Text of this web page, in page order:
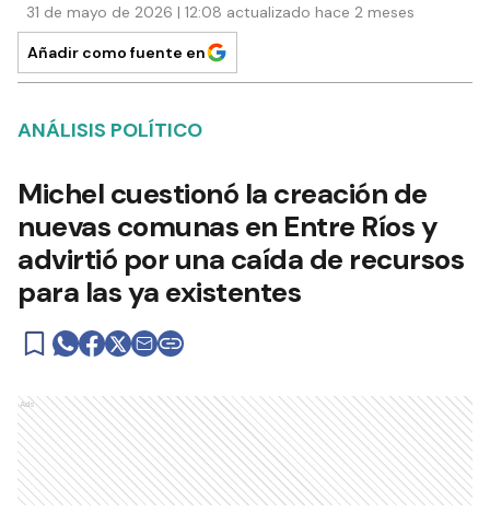
31 de mayo de 2026 | 12:08 actualizado hace 2 meses
Añadir como fuente en
ANÁLISIS POLÍTICO
Michel cuestionó la creación de
nuevas comunas en Entre Ríos y
advirtió por una caída de recursos
para las ya existentes
Ads